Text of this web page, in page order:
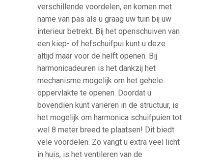
verschillende voordelen, en komen met
name van pas als u graag uw tuin bij uw
interieur betrekt. Bij het openschuiven van
een kiep- of hefschuifpui kunt u deze
altijd maar voor de helft openen. Bij
harmonicadeuren is het dankzij het
mechanisme mogelijk om het gehele
oppervlakte te openen. Doordat u
bovendien kunt variëren in de structuur, is
het mogelijk om harmonica schuifpuien tot
wel 8 meter breed te plaatsen! Dit biedt
vele voordelen. Zo vangt u extra veel licht
in huis, is het ventileren van de